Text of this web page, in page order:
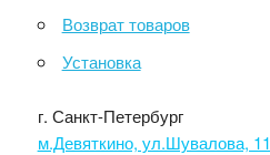
Возврат товаров
Установка
г. Санкт-Петербург
м.Девяткино, ул.Шувалова, 11